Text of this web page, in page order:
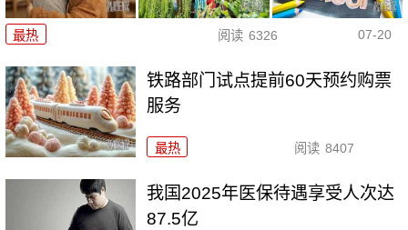
最热 阅读 6326 07-20
铁路部门试点提前60天预约购票
服务
最热 阅读 8407
我国2025年医保待遇享受人次达
87.5亿